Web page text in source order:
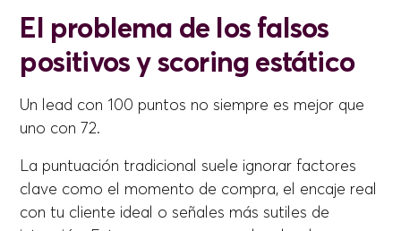
El problema de los falsos
positivos y scoring estático
Un lead con 100 puntos no siempre es mejor que
uno con 72.
La puntuación tradicional suele ignorar factores
clave como el momento de compra, el encaje real
con tu cliente ideal o señales más sutiles de